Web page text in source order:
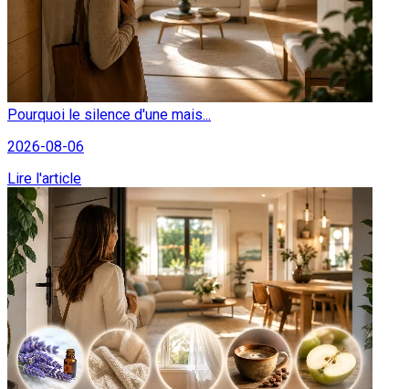
Pourquoi le silence d'une mais...
2026-08-06
Lire l'article